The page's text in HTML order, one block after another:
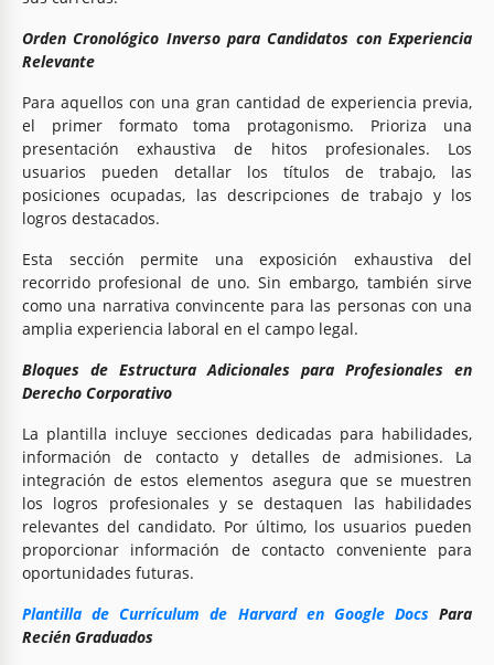
Orden Cronológico Inverso para Candidatos con Experiencia
Relevante
Para aquellos con una gran cantidad de experiencia previa,
el primer formato toma protagonismo. Prioriza una
presentación exhaustiva de hitos profesionales. Los
usuarios pueden detallar los títulos de trabajo, las
posiciones ocupadas, las descripciones de trabajo y los
logros destacados.
Esta sección permite una exposición exhaustiva del
recorrido profesional de uno. Sin embargo, también sirve
como una narrativa convincente para las personas con una
amplia experiencia laboral en el campo legal.
Bloques de Estructura Adicionales para Profesionales en
Derecho Corporativo
La plantilla incluye secciones dedicadas para habilidades,
información de contacto y detalles de admisiones. La
integración de estos elementos asegura que se muestren
los logros profesionales y se destaquen las habilidades
relevantes del candidato. Por último, los usuarios pueden
proporcionar información de contacto conveniente para
oportunidades futuras.
Plantilla de Currículum de Harvard en Google DocsPara
Recién Graduados